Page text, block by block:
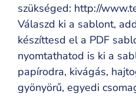
szükséged: http://
Válaszd ki a sablont,
készíttesd el a PDF
nyomtathatod is ki a
papírodra, kivágás,
gyönyörű, egyedi